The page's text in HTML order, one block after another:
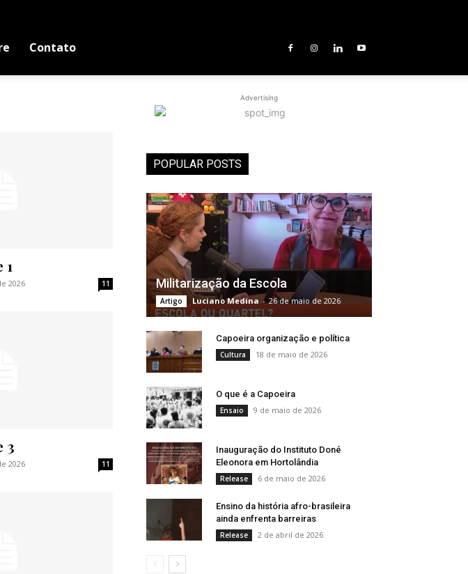
Contato
1
2026 11
3
2026 11
Advertising
POPULAR POSTS
Militarização da Escola
Artigo Luciano Medina - 26 de maio de 2026
Capoeira organização e política
Cultura 18 de maio de 2026
O que é a Capoeira
Ensaio 9 de maio de 2026
Inauguração do Instituto Doné
Eleonora em Hortolândia
Release 6 de maio de 2026
Ensino da história afro-brasileira
ainda enfrenta barreiras
Release 2 de abril de 2026